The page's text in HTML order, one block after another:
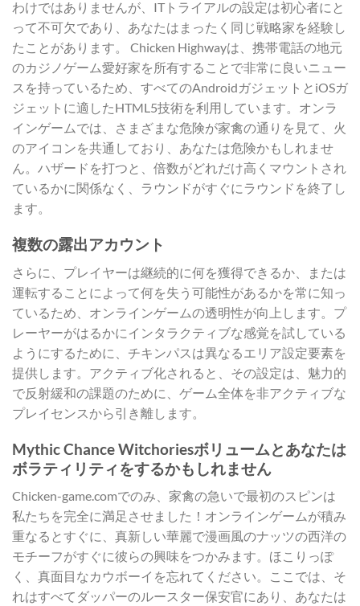
わけではありませんが、ITトライアルの設定は初心者にと
って不可欠であり、あなたはまったく同じ戦略家を経験し
たことがあります。 Chicken Highwayは、携帯電話の地元
のカジノゲーム愛好家を所有することで非常に良いニュー
スを持っているため、すべてのAndroidガジェットとiOSガ
ジェットに適したHTML5技術を利用しています。オンラ
インゲームでは、さまざまな危険が家禽の通りを見て、火
のアイコンを共通しており、あなたは危険かもしれませ
ん。ハザードを打つと、倍数がどれだけ高くマウントされ
ているかに関係なく、ラウンドがすぐにラウンドを終了し
ます。
複数の露出アカウント
さらに、プレイヤーは継続的に何を獲得できるか、または
運転することによって何を失う可能性があるかを常に知っ
ているため、オンラインゲームの透明性が向上します。プ
レーヤーがはるかにインタラクティブな感覚を試している
ようにするために、チキンパスは異なるエリア設定要素を
提供します。アクティブ化されると、その設定は、魅力的
で反射緩和の課題のために、ゲーム全体を非アクティブな
プレイセンスから引き離します。
Mythic Chance Witchoriesボリュームとあなたは
ボラティリティをするかもしれません
Chicken-game.comでのみ、家禽の急いで最初のスピンは
私たちを完全に満足させました！オンラインゲームが積み
重なるとすぐに、真新しい華麗で漫画風のナッツの西洋の
モチーフがすぐに彼らの興味をつかみます。ほこりっぽ
く、真面目なカウボーイを忘れてください。ここでは、そ
れはすべてダッパーのルースター保安官にあり、あなたは